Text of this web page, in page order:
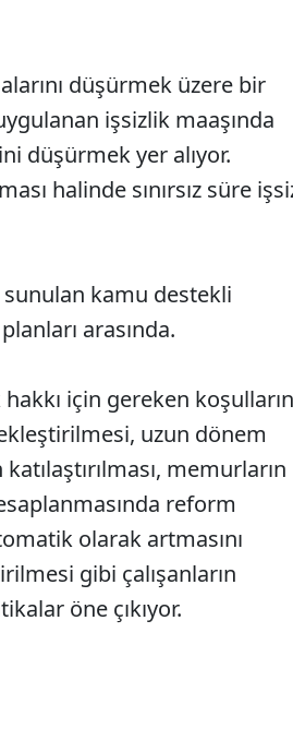
düşürmek üzere bir
işsizlik maaşında
düşürmek yer alıyor.
halinde sınırsız süre
kamu destekli
arasında.
için gereken koşulların
uzun dönem
memurların
reform
olarak artmasını
gibi çalışanların
öne çıkıyor.